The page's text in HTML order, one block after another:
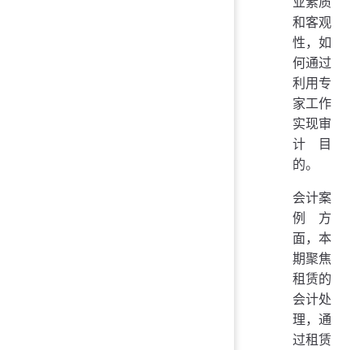
和客观
性，如
何通过
利用专
家工作
实现审
计目
的。
会计案
例方
面，本
期聚焦
租赁的
会计处
理，通
过租赁